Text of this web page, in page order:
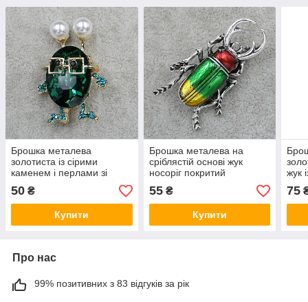
Брошка металева
золотиста із сірими
каменем і перлами зі
стразами розмір виробу
40х30 мм
50 ₴
Купити
Брошка металева на
сріблястій основі жук
носоріг покритий
кольоровою емаллю
розмір виробу 40х20 мм
55₴
Купити
жук
75
Про нас
99% позитивних з 83 відгуків за рік